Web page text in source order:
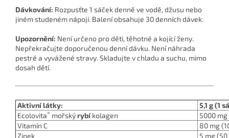
Dávkování: Rozpusťte 1 sáček denně ve vodě, džusu nebo
jiném studeném nápoji. Balení obsahuje 30 denních dávek.
Upozornění: Není určeno pro děti, těhotné a kojící ženy.
Nepřekračujte doporučenou denní dávku. Není náhrada
pestré a vyvážené stravy. Skladujte v chladu a suchu, mimo
dosah dětí.
Aktivní látky:
5,1 g (1
Ecolovita® mořskýrybíkolagen
5000 mg
Vitamín C
80 mg
Zinek
5 mg